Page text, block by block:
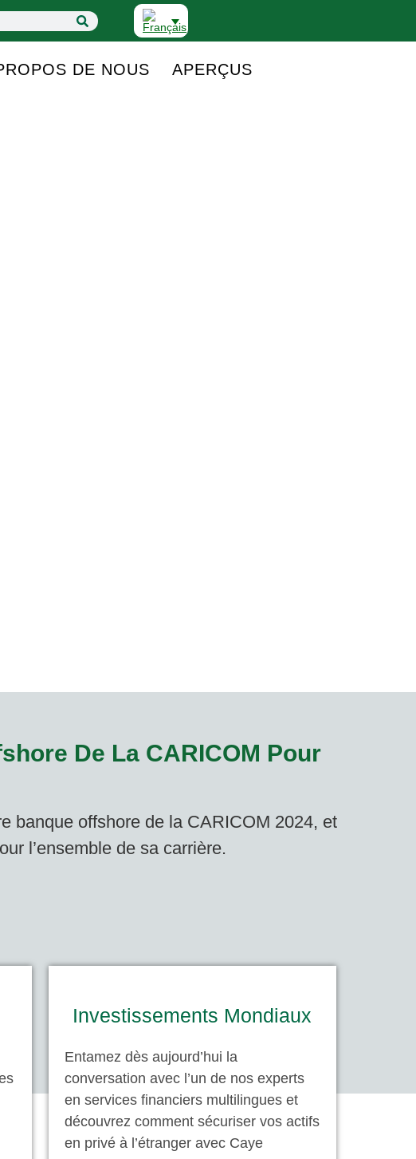
DE NOUS APERÇUS
De La CARICOM Pour
banque offshore de la CARICOM 2024, et
l’ensemble de sa carrière.
Investissements Mondiaux
Entamez dès aujourd’hui la
conversation avec l’un de nos experts
en services financiers multilingues et
découvrez comment sécuriser vos actifs
en privé à l’étranger avec Caye